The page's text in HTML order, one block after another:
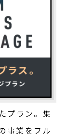
プラン。集
事業をフル